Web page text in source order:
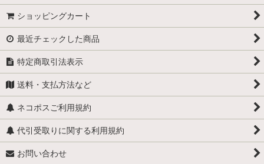
ショッピングカート
最近チェックした商品
特定商取引法表示
送料・支払方法など
ネコポスご利用規約
代引受取りに関する利用規約
お問い合わせ